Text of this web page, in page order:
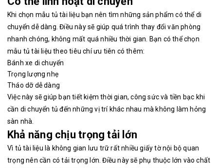
Khi chọn mẫu tủ tài liệu bạn nên tìm những sản phẩm có thể di
chuyển dễ dàng. Điều này sẽ giúp quá trình thay đổi văn phòng
nhanh chóng, không mất quá nhiều thời gian. Bạn có thể chọn
mẫu tủ tài liệu theo tiêu chí ưu tiên có thêm:
Bánh xe di chuyển
Trọng lượng nhẹ
Tháo dỡ dễ dàng
Việc này sẽ giúp bạn tiết kiệm thời gian, công sức và tiền bạc khi
cần di chuyển tủ đến những vị trí khác nhau mà không làm hỏng
sàn nhà.
Khả năng chịu trọng tải lớn
Vì tủ tài liệu là không gian lưu trữ rất nhiều giấy tờ nội bộ quan
trọng nên cần có tải trọng lớn. Điều này sẽ phụ thuộc lớn vào chất